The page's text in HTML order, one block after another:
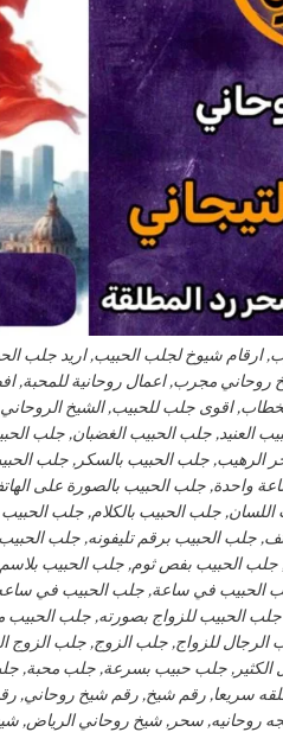
ارقام شيوخ لجلب الحبيب, اريد جلب
مجرب, اعمال روحانية
اقوى جلب للحبيب, الشيخ الروحاني,
العنيد, جلب الحبيب الغضبان, جلب
الرهيب, جلب الحبيب بالسكر, جلب
واحدة, جلب الحبيب بالصورة على
جلب الحبيب بالكلام, جلب
جلب الحبيب برقم تليفونه, جلب
الحبيب بفص ثوم, جلب الحبيب
الحبيب في ساعة, جلب الحبيب في
الحبيب للزواج بصورته, جلب
للزواج, جلب الزوج, جلب الزوج
الكثير, جلب حبيب بسرعة, جلب محبة,
سريعا, رقم شيخ, رقم شيخ روحاني,
روحانيه, سحر, شيخ روحاني الرياض,